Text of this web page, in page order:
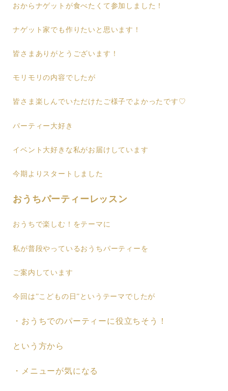
おからナゲットが食べたくて参加しました！
ナゲット家でも作りたいと思います！
皆さまありがとうございます！
モリモリの内容でしたが
皆さま楽しんでいただけたご様子でよかったです♡
パーティー大好き
イベント大好きな私がお届けしています
今期よりスタートしました
おうちパーティーレッスン
おうちで楽しむ！をテーマに
私が普段やっているおうちパーティーを
ご案内しています
今回は”こどもの日”というテーマでしたが
・おうちでのパーティーに役立ちそう！
という方から
・メニューが気になる